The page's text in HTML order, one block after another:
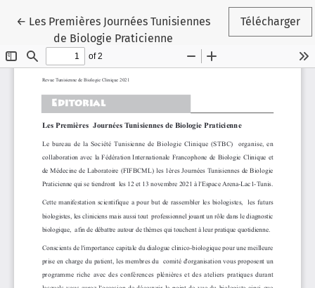
← Retourner aux informations sur l'article
Les Premières Journées Tunisiennes
de Biologie Praticienne
Télécharger